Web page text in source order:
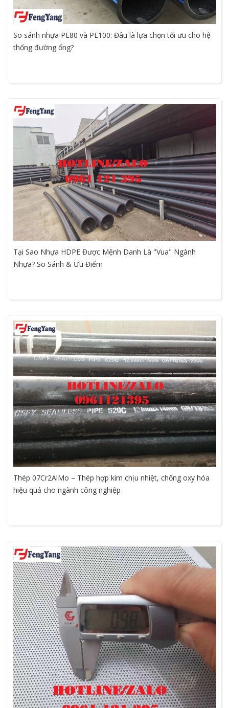
So sánh nhựa PE80 và PE100: Đâu là lựa chọn tối ưu cho hệ
thống đường ống?
Tại Sao Nhựa HDPE Được Mệnh Danh Là "Vua" Ngành
Nhựa? So Sánh & Ưu Điểm
Thép 07Cr2AlMo – Thép hợp kim chịu nhiệt, chống oxy hóa
hiệu quả cho ngành công nghiệp